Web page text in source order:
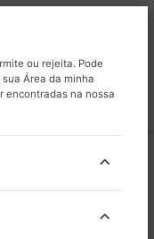
8
ou rejeita. Pode
Área da minha
encontradas na nossa